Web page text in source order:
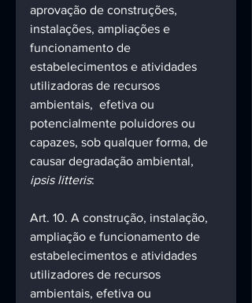
aprovação de construções,
instalações, ampliações e
funcionamento de
estabelecimentos e atividades
utilizadoras de recursos
ambientais,  efetiva ou
potencialmente poluidores ou
capazes, sob qualquer forma, de
causar degradação ambiental,
ipsis litteris:
Art. 10. A construção, instalação,
ampliação e funcionamento de
estabelecimentos e atividades
utilizadores de recursos
ambientais, efetiva ou